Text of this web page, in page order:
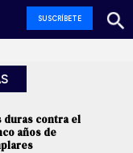
SUSCRÍBETE
duras contra el
años de